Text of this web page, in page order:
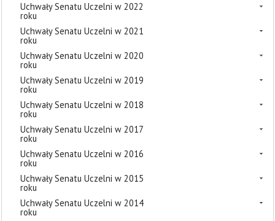
Uchwały Senatu Uczelni w 2022
roku
Uchwały Senatu Uczelni w 2021
roku
Uchwały Senatu Uczelni w 2020
roku
Uchwały Senatu Uczelni w 2019
roku
Uchwały Senatu Uczelni w 2018
roku
Uchwały Senatu Uczelni w 2017
roku
Uchwały Senatu Uczelni w 2016
roku
Uchwały Senatu Uczelni w 2015
roku
Uchwały Senatu Uczelni w 2014
roku